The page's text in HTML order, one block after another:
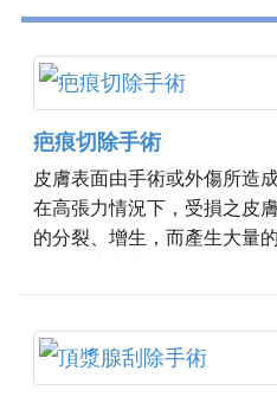
疤痕切除手術
皮膚表面由手術或外傷所造
在高張力情況下，受損之皮
的分裂、增生，而產生大量